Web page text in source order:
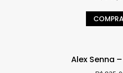
Alex Senna –